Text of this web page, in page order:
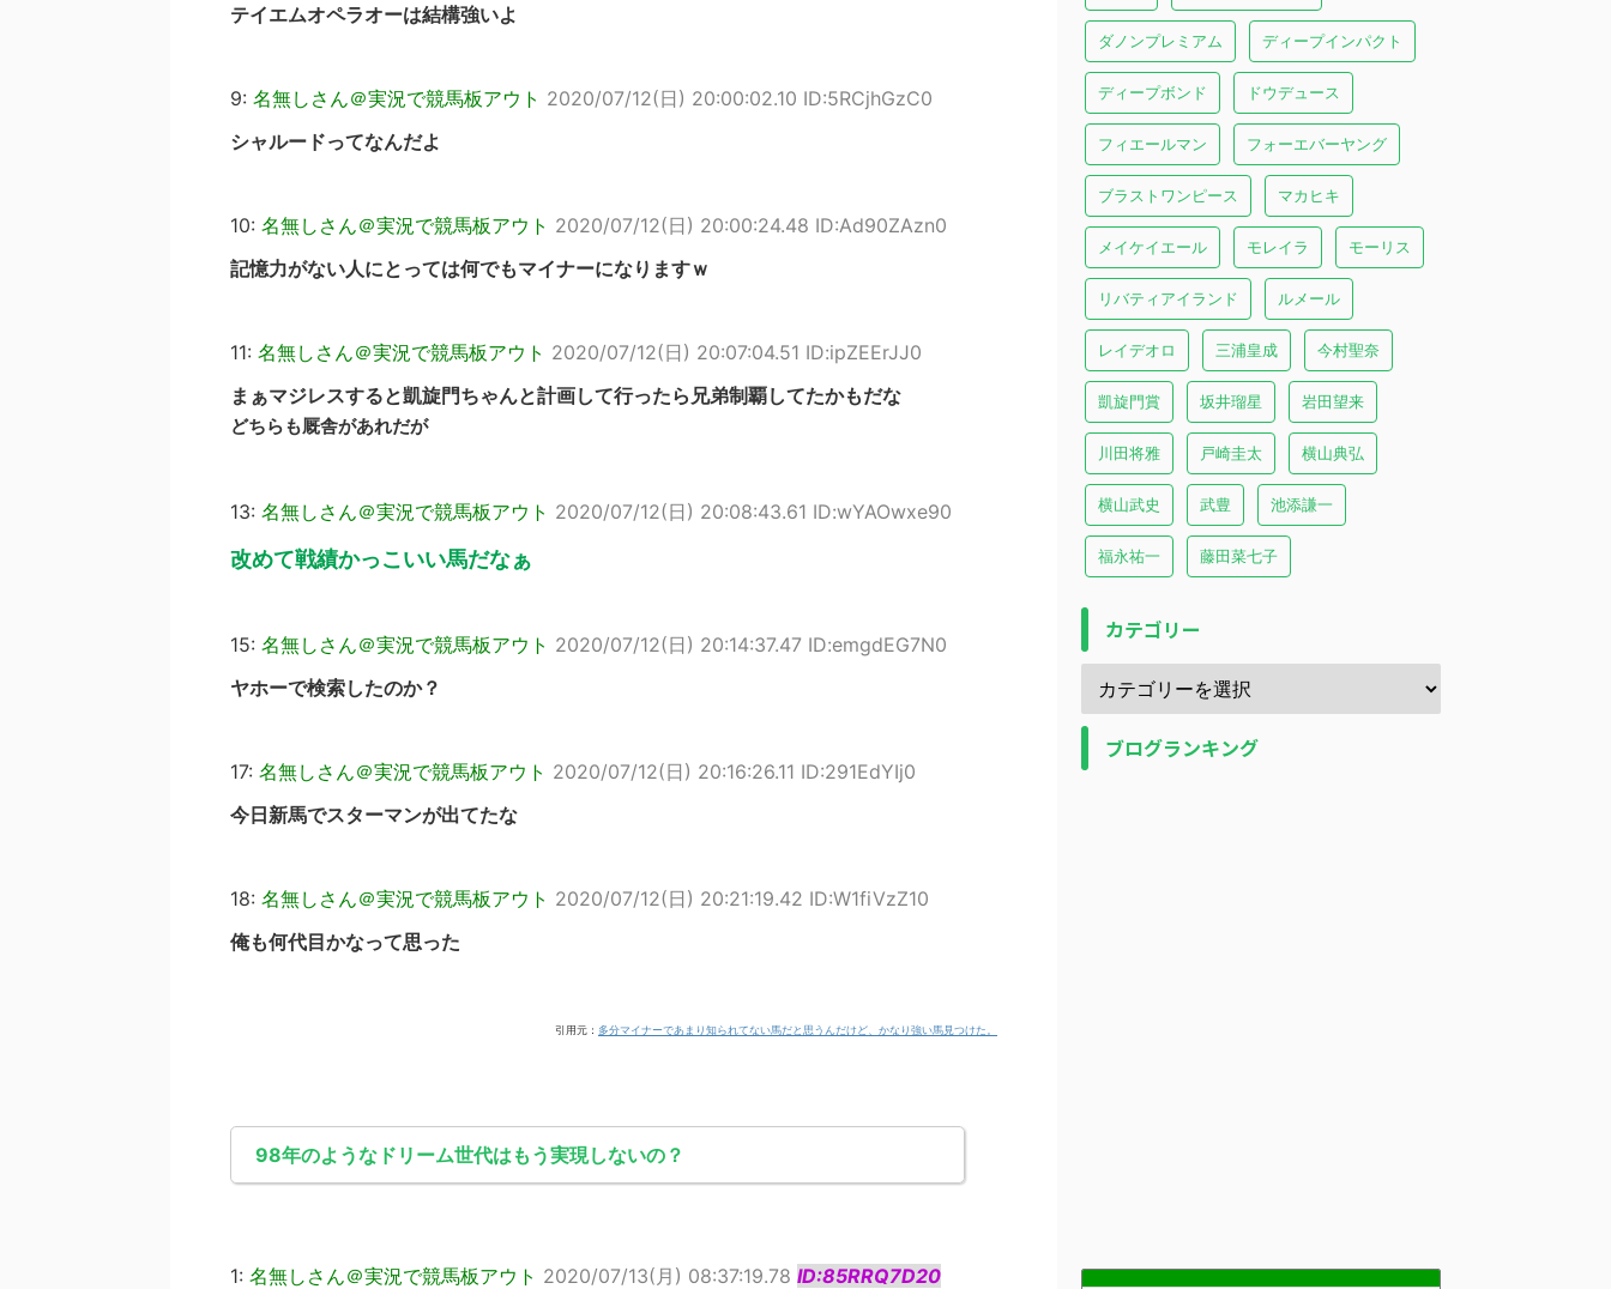
テイエムオペラオーは結構強いよ
9: 名無しさん＠実況で競馬板アウト 2020/07/12(日) 20:00:02.10 ID:5RCjhGzC0
シャルードってなんだよ
10: 名無しさん＠実況で競馬板アウト 2020/07/12(日) 20:00:24.48 ID:Ad90ZAzn0
記憶力がない人にとっては何でもマイナーになりますｗ
11: 名無しさん＠実況で競馬板アウト 2020/07/12(日) 20:07:04.51 ID:ipZEErJJ0
まぁマジレスすると凱旋門ちゃんと計画して行ったら兄弟制覇してたかもだな
どちらも厩舎があれだが
13: 名無しさん＠実況で競馬板アウト 2020/07/12(日) 20:08:43.61 ID:wYAOwxe90
改めて戦績かっこいい馬だなぁ
15: 名無しさん＠実況で競馬板アウト 2020/07/12(日) 20:14:37.47 ID:emgdEG7N0
ヤホーで検索したのか？
17: 名無しさん＠実況で競馬板アウト 2020/07/12(日) 20:16:26.11 ID:291EdYIj0
今日新馬でスターマンが出てたな
18: 名無しさん＠実況で競馬板アウト 2020/07/12(日) 20:21:19.42 ID:W1fiVzZ10
俺も何代目かなって思った
引用元： 多分マイナーであまり知られてない馬だと思うんだけど、かなり強い馬見つけた。
98年のようなドリーム世代はもう実現しないの？
1: 名無しさん＠実況で競馬板アウト 2020/07/13(月) 08:37:19.78 ID:85RRQ7D20
ダノンプレミアム ディープインパクト
ディープボンド ドウデュース
フィエールマン フォーエバーヤング
ブラストワンピース マカヒキ
メイケイエール モレイラ モーリス
リバティアイランド ルメール
レイデオロ 三浦皇成 今村聖奈
凱旋門賞 坂井瑠星 岩田望来
川田将雅 戸崎圭太 横山典弘
横山武史 武豊 池添謙一
福永祐一 藤田菜七子
カテゴリー
ブログランキング